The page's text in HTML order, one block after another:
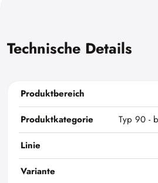
Technische Details
Produktbereich
Produktkategorie
Typ 90 -
Linie
Variante